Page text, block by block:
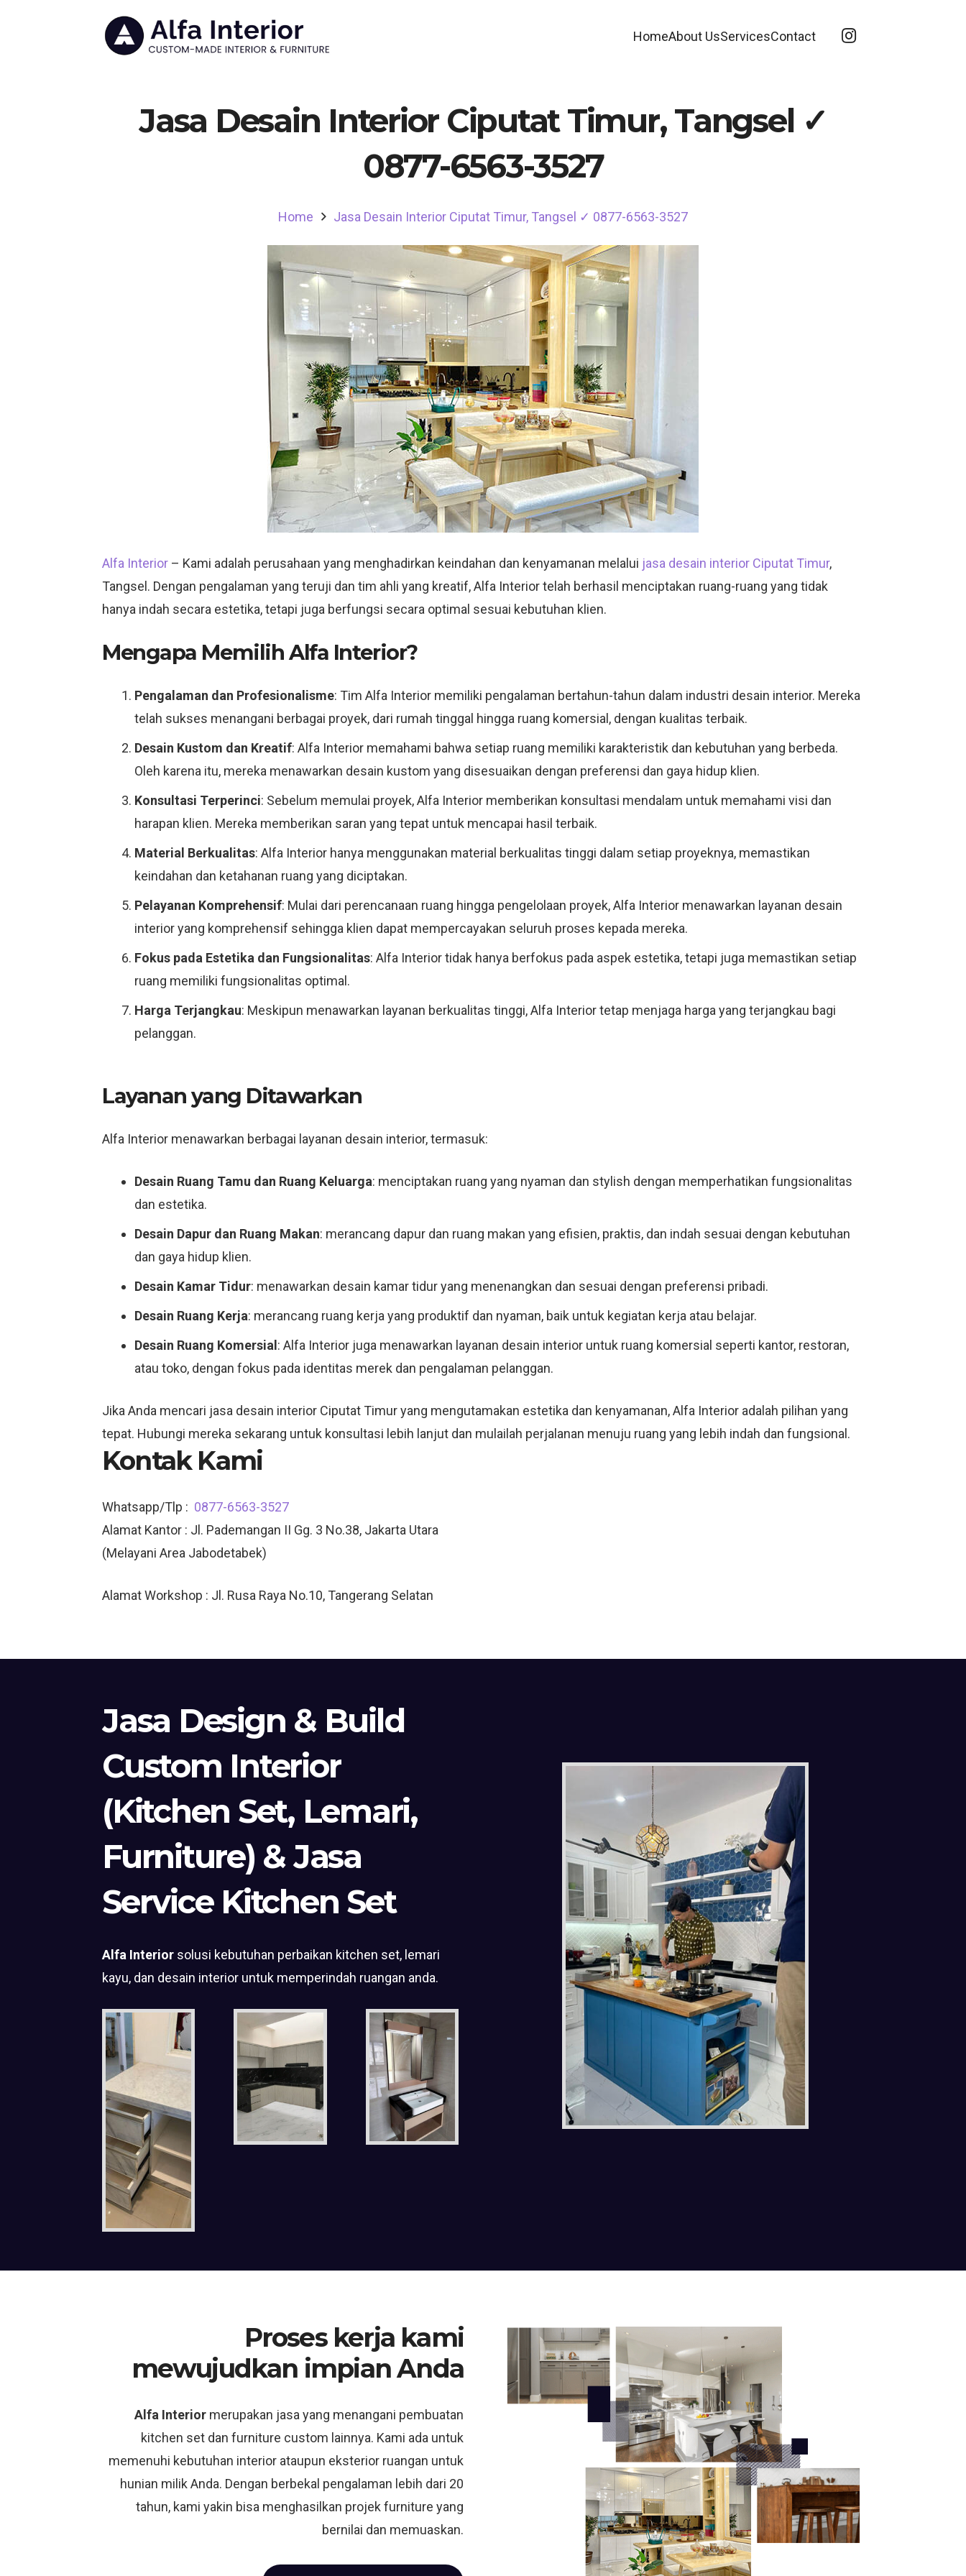
HomeAbout UsServicesContact
Jasa Desain Interior Ciputat Timur, Tangsel ✓
0877-6563-3527
Home Jasa Desain Interior Ciputat Timur, Tangsel ✓ 0877-6563-3527
Alfa Interior – Kami adalah perusahaan yang menghadirkan keindahan dan kenyamanan melalui jasa desain interior Ciputat Timur,
Tangsel. Dengan pengalaman yang teruji dan tim ahli yang kreatif, Alfa Interior telah berhasil menciptakan ruang-ruang yang tidak
hanya indah secara estetika, tetapi juga berfungsi secara optimal sesuai kebutuhan klien.
Mengapa Memilih Alfa Interior?
Pengalaman dan Profesionalisme: Tim Alfa Interior memiliki pengalaman bertahun-tahun dalam industri desain interior. Mereka
telah sukses menangani berbagai proyek, dari rumah tinggal hingga ruang komersial, dengan kualitas terbaik.
Desain Kustom dan Kreatif: Alfa Interior memahami bahwa setiap ruang memiliki karakteristik dan kebutuhan yang berbeda.
Oleh karena itu, mereka menawarkan desain kustom yang disesuaikan dengan preferensi dan gaya hidup klien.
Konsultasi Terperinci: Sebelum memulai proyek, Alfa Interior memberikan konsultasi mendalam untuk memahami visi dan
harapan klien. Mereka memberikan saran yang tepat untuk mencapai hasil terbaik.
Material Berkualitas: Alfa Interior hanya menggunakan material berkualitas tinggi dalam setiap proyeknya, memastikan
keindahan dan ketahanan ruang yang diciptakan.
Pelayanan Komprehensif: Mulai dari perencanaan ruang hingga pengelolaan proyek, Alfa Interior menawarkan layanan desain
interior yang komprehensif sehingga klien dapat mempercayakan seluruh proses kepada mereka.
Fokus pada Estetika dan Fungsionalitas: Alfa Interior tidak hanya berfokus pada aspek estetika, tetapi juga memastikan setiap
ruang memiliki fungsionalitas optimal.
Harga Terjangkau: Meskipun menawarkan layanan berkualitas tinggi, Alfa Interior tetap menjaga harga yang terjangkau bagi
pelanggan.
Layanan yang Ditawarkan
Alfa Interior menawarkan berbagai layanan desain interior, termasuk:
Desain Ruang Tamu dan Ruang Keluarga: menciptakan ruang yang nyaman dan stylish dengan memperhatikan fungsionalitas
dan estetika.
Desain Dapur dan Ruang Makan: merancang dapur dan ruang makan yang efisien, praktis, dan indah sesuai dengan kebutuhan
dan gaya hidup klien.
Desain Kamar Tidur: menawarkan desain kamar tidur yang menenangkan dan sesuai dengan preferensi pribadi.
Desain Ruang Kerja: merancang ruang kerja yang produktif dan nyaman, baik untuk kegiatan kerja atau belajar.
Desain Ruang Komersial : Alfa Interior juga menawarkan layanan desain interior untuk ruang komersial seperti kantor, restoran,
atau toko, dengan fokus pada identitas merek dan pengalaman pelanggan.
Jika Anda mencari jasa desain interior Ciputat Timur yang mengutamakan estetika dan kenyamanan, Alfa Interior adalah pilihan yang
tepat. Hubungi mereka sekarang untuk konsultasi lebih lanjut dan mulailah perjalanan menuju ruang yang lebih indah dan fungsional.
Kontak Kami
Whatsapp/Tlp : 0877-6563-3527
Alamat Kantor : Jl. Pademangan II Gg. 3 No.38, Jakarta Utara
(Melayani Area Jabodetabek)
Alamat Workshop : Jl. Rusa Raya No.10, Tangerang Selatan
Jasa Design & Build
Custom Interior
(Kitchen Set, Lemari,
Furniture) & Jasa
Service Kitchen Set
Alfa Interior solusi kebutuhan perbaikan kitchen set, lemari
kayu, dan desain interior untuk memperindah ruangan anda.
Proses kerja kami
mewujudkan impian Anda
Alfa Interior merupakan jasa yang menangani pembuatan
kitchen set dan furniture custom lainnya. Kami ada untuk
memenuhi kebutuhan interior ataupun eksterior ruangan untuk
hunian milik Anda. Dengan berbekal pengalaman lebih dari 20
tahun, kami yakin bisa menghasilkan projek furniture yang
bernilai dan memuaskan.